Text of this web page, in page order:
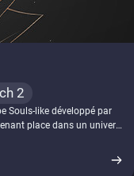
2
Souls-like développé par
place dans un univers
de la Grande Relique,
du chaos ravageant